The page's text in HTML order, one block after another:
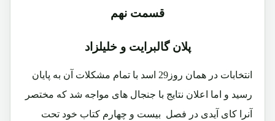
قسمت نهم
پلان گالبرایت و خلیلزاد
انتخابات در همان روز29 اسد با تمام مشکلات آن به پایان
رسید و اما اعلان نتایج با جنجال های مواجه شد که مختصر
آنرا کای آیدی در فصل بیست و چهارم کتاب خود تحت